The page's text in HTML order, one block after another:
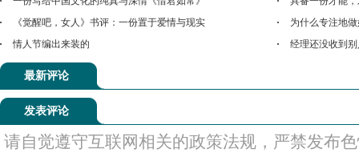
《觉醒吧，女人》书评：一份置于爱情与现实
为什么专注地
情人节编出来装的
经理还没收到
最新评论
发表评论
请自觉遵守互联网相关的政策法规，严禁发布